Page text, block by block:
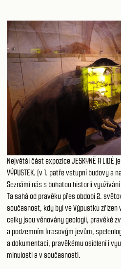
Největší část expozice JESKYNĚ A LIDÉ
VÝPUSTEK. (v 1. patře vstupní budovy a
Seznámí nás s bohatou historií
Ta sahá od pravěku přes období 2.
současnost, kdy byl veVýpustkuzřízen
celky jsou věnovány geologii, pravěké
a podzemním krasovým jevům,
a dokumentaci, pravěkému osídlení i
minulosti a v současnosti.